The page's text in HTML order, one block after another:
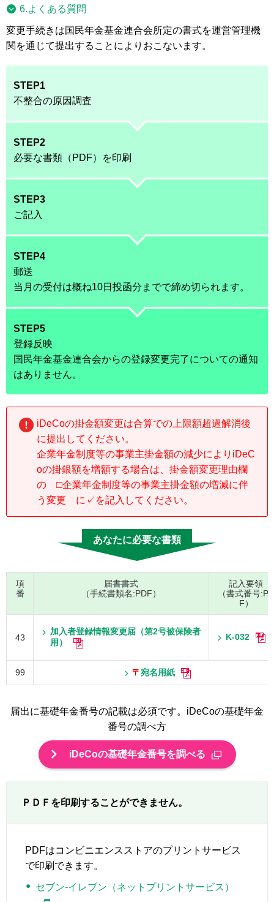
6.よくある質問
変更手続きは国民年金基金連合会所定の書式を運営管理機
関を通じて提出することによりおこないます。
STEP1
不整合の原因調査
STEP2
必要な書類（PDF）を印刷
STEP3
ご記入
STEP4
郵送
当月の受付は概ね10日投函分までで締め切られます。
STEP5
登録反映
国民年金基金連合会からの登録変更完了についての通知
はありません。
iDeCoの掛金額変更は合算での上限額超過解消後
に提出してください。
企業年金制度等の事業主掛金額の減少によりiDeC
oの掛銀額を増額する場合は、掛金額変更理由欄
の □企業年金制度等の事業主掛金額の増減に伴
う変更 に✓を記入してください。
あなたに必要な書類
項
番
届書書式
（手続書類名:PDF）
記入要領
（書式番号:PD
F）
43
加入者登録情報変更届（第2号被保険者
用）
K-032
99 〒宛名用紙
届出に基礎年金番号の記載は必須です。iDeCoの基礎年金
番号の調べ方
iDeCoの基礎年金番号を調べる
ＰＤＦを印刷することができません。
PDFはコンビニエンスストアのプリントサービス
で印刷できます。
セブン-イレブン（ネットプリントサービス）